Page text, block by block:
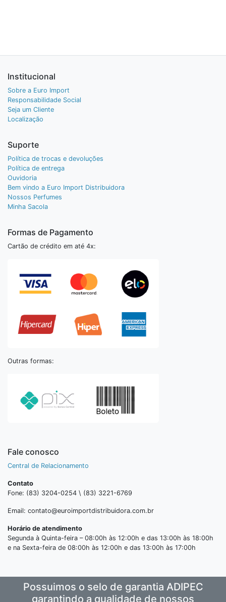
Institucional
Sobre a Euro Import
Responsabilidade Social
Seja um Cliente
Localização
Suporte
Política de trocas e devoluções
Política de entrega
Ouvidoria
Bem vindo a Euro Import Distribuidora
Nossos Perfumes
Minha Sacola
Formas de Pagamento
Cartão de crédito em até 4x:
Outras formas:
Fale conosco
Central de Relacionamento
Contato
Fone: (83) 3204-0254 \ (83) 3221-6769
Email: contato@euroimportdistribuidora.com.br
Horário de atendimento
Segunda à Quinta-feira – 08:00h às 12:00h e das 13:00h às 18:00h
e na Sexta-feira de 08:00h às 12:00h e das 13:00h às 17:00h
Possuimos o selo de garantia ADIPEC
garantindo a qualidade de nossos